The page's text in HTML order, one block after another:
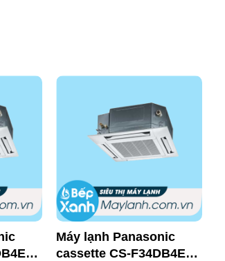
Máy lạnh Panasonic
cassette CS-F34DB4E5